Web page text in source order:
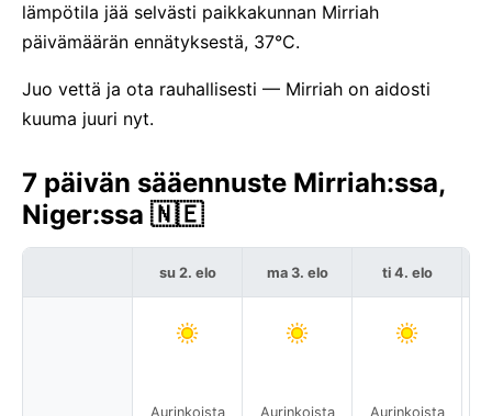
lämpötila jää selvästi paikkakunnan Mirriah
päivämäärän ennätyksestä, 37°C.
Juo vettä ja ota rauhallisesti — Mirriah on aidosti
kuuma juuri nyt.
7 päivän sääennuste Mirriah:ssa,
Niger:ssa 🇳🇪
su 2. elo
Aurinkoista
ma 3. elo
Aurinkoista
ti 4. elo
Aurinkoista